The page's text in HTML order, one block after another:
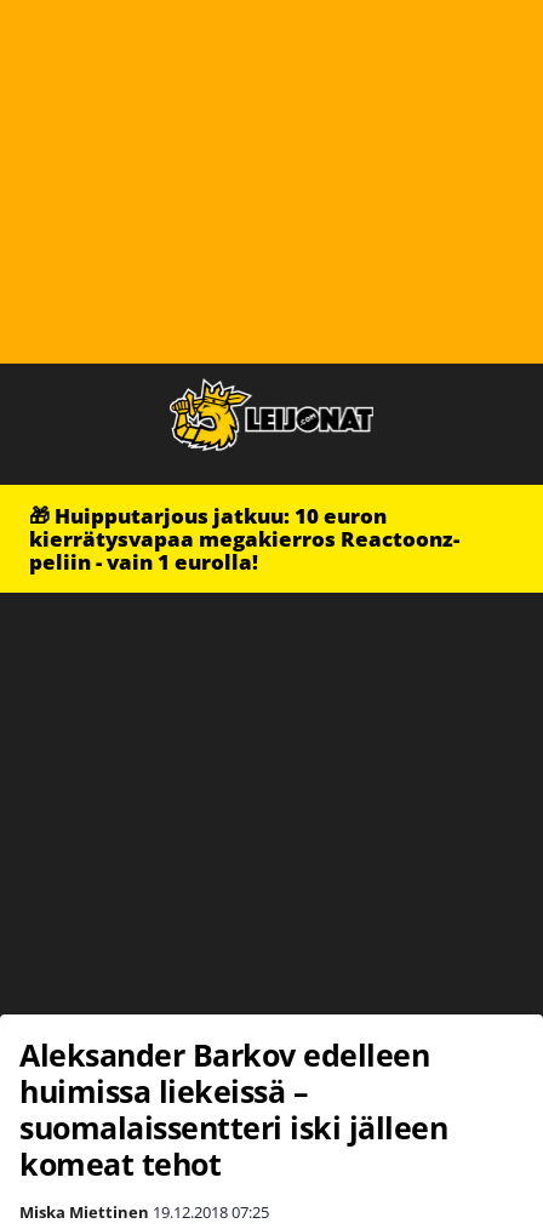
🎁 Huipputarjous jatkuu: 10 euron
kierrätysvapaa megakierros Reactoonz-
peliin - vain 1 eurolla!
Aleksander Barkov edelleen
huimissa liekeissä –
suomalaissentteri iski jälleen
komeat tehot
Miska Miettinen 19.12.201807:25